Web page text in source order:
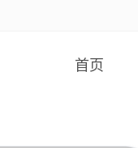
首页